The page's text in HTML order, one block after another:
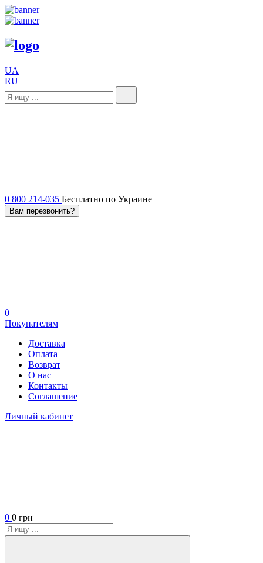
UA
RU
0 800 214-035 Бесплатно по Украине
Вам перезвонить?
0
Покупателям
Доставка
Оплата
Возврат
О нас
Контакты
Соглашение
Личный кабинет
0 0 грн